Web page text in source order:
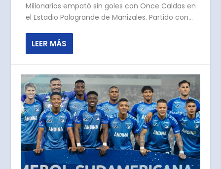
Millonarios empató sin goles con Once Caldas en
el Estadio Palogrande de Manizales. Partido con...
LEER MÁS